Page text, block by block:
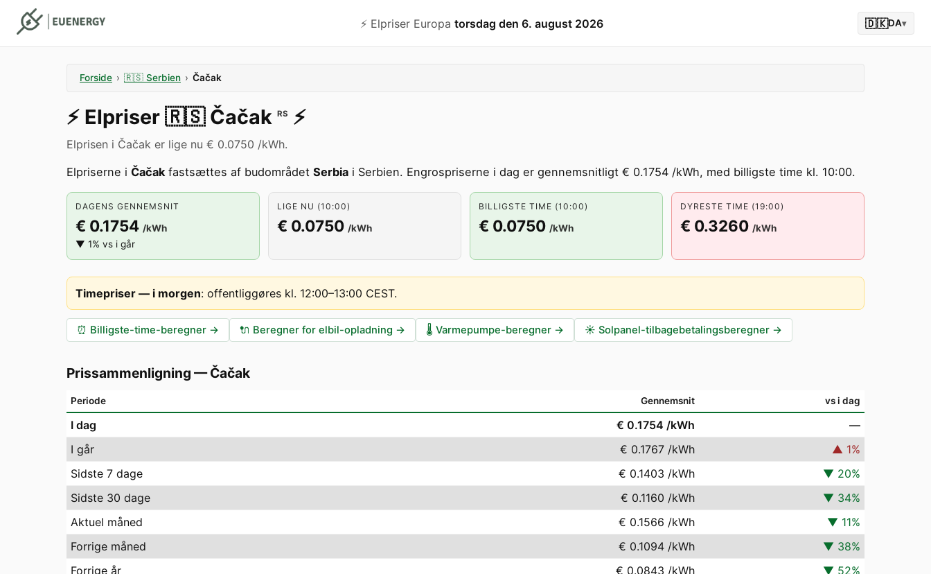
⚡️ Elpriser Europa torsdag den 6. august 2026 🇩🇰DA▾
Forside › 🇷🇸 Serbien › Čačak
⚡️ Elpriser 🇷🇸 Čačak RS ⚡️
Elprisen i Čačak er lige nu € 0.0750 /kWh.
Elpriserne i Čačakfastsættes af budområdet Serbia i Serbien. Engrospriserne i dag er gennemsnitligt € 0.1754 /kWh, med billigste time kl. 10:00.
DAGENS GENNEMSNIT
€ 0.1754 /kWh
▼ 1% vs i går
LIGE NU (10:00)
€ 0.0750 /kWh
BILLIGSTE TIME (10:00)
€ 0.0750 /kWh
DYRESTE TIME (19:00)
€ 0.3260 /kWh
Timepriser — i morgen: offentliggøres kl. 12:00–13:00 CEST.
⏰ Billigste-time-beregner → 🔌 Beregner for elbil-opladning → 🌡️ Varmepumpe-beregner → ☀️ Solpanel-tilbagebetalingsberegner →
Prissammenligning —Čačak
Periode Gennemsnit vs i dag
I dag € 0.1754 /kWh
—
I går
€ 0.1767 /kWh ▲ 1%
Sidste 7 dage
€ 0.1403 /kWh ▼ 20%
Sidste 30 dage
€ 0.1160 /kWh ▼ 34%
Aktuel måned
€ 0.1566 /kWh ▼ 11%
Forrige måned
€ 0.1094 /kWh ▼ 38%
Forrige år
€ 0.0843 /kWh ▼ 52%